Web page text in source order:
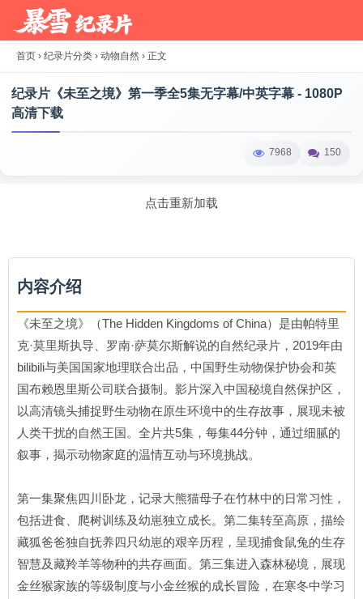
首页 › 纪录片分类 › 动物自然 › 正文
纪录片《未至之境》第一季全5集无字幕/中英字幕 - 1080P
高清下载
7968 150
点击重新加载
内容介绍
《未至之境》（The Hidden Kingdoms of China）是由帕特里
克·莫里斯执导、罗南·萨莫尔斯解说的自然纪录片，2019年由
bilibili与美国国家地理联合出品，中国野生动物保护协会和英
国布赖恩里斯公司联合摄制。影片深入中国秘境自然保护区，
以高清镜头捕捉野生动物在原生环境中的生存故事，展现未被
人类干扰的自然王国。全片共5集，每集44分钟，通过细腻的
叙事，揭示动物家庭的温情互动与环境挑战。
第一集聚焦四川卧龙，记录大熊猫母子在竹林中的日常习性，
包括进食、爬树训练及幼崽独立成长。第二集转至高原，描绘
藏狐爸爸独自抚养四只幼崽的艰辛历程，呈现捕食鼠兔的生存
智慧及藏羚羊等物种的共存画面。第三集进入森林秘境，展现
金丝猴家族的等级制度与小金丝猴的成长冒险，在寒冬中学习